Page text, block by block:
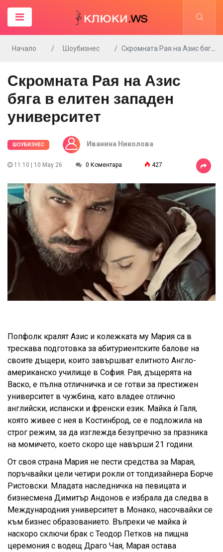
Начало Шоубизнес Скромната Рая на Азис бяга в елитен западен университет
Скромната Рая на Азис
бяга в елитен западен
университет
ШОУБИЗНЕС Иванина Николова
11:10 | 10 May 26 0 Коментара 427
Попфолк кралят Азис и колежката му Мария са в
трескава подготовка за абитуриентските балове на
своите дъщери, които завършват елитното Англо-
американско училище в София. Рая, дъщерята на
Васко, е пълна отличничка и се готви за престижен
университет в чужбина, като владее отлично
английски, испански и френски език. Майка ѝ Галя,
която живее с нея в Костинброд, се е подложила на
строг режим, за да изглежда безупречно за празника
на момичето, което скоро ще навърши 21 години.
От своя страна Мария не пести средства за Марая,
поръчвайки цели четири рокли от топдизайнера Борче
Ристовски. Младата наследничка на певицата и
бизнесмена Димитър Андонов е избрала да следва в
Международния университет в Монако, насочвайки се
към бизнес образованието. Въпреки че майка ѝ
наскоро сключи брак с Теодор Петков на пищна
церемония с водещ Драго Чая, Марая остава